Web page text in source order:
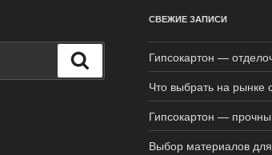
СВЕЖИЕ ЗАПИСИ
Гипсокартон —
Что выбрать на рынке
Гипсокартон —
Выбор материалов